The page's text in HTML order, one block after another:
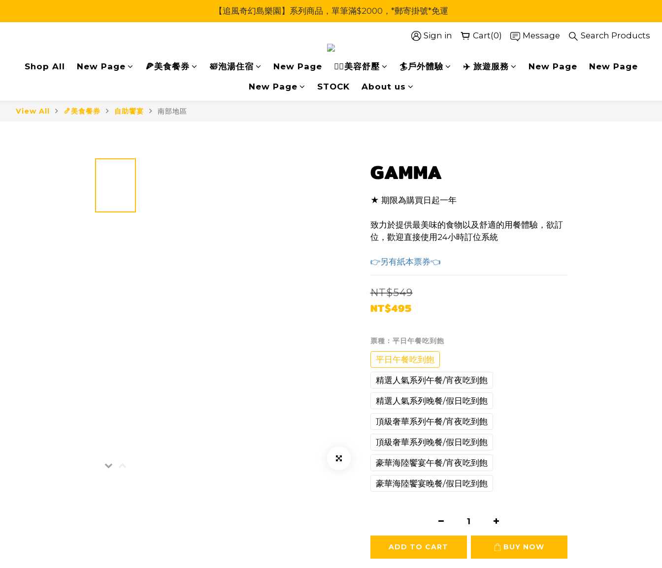
【追風奇幻島樂園】系列商品，單筆滿$2000，*郵寄掛號*免運
Sign in Cart(0) Message Search Products
Shop All New Page 🍕美食餐券 🛀泡湯住宿 New Page 🧖‍♀美容舒壓 🏄戶外體驗 ✈️ 旅遊服務 New Page New Page
New Page STOCK About us
View All 🍤美食餐券 自助饗宴 南部地區
GAMMA
★ 期限為購買日起一年
致力於提供最美味的食物以及舒適的用餐體驗，欲訂
位，歡迎直接使用24小時訂位系統
👉另有紙本票券👈
NT$549
NT$495
票種 : 平日午餐吃到飽
平日午餐吃到飽
精選人氣系列午餐/宵夜吃到飽
精選人氣系列晚餐/假日吃到飽
頂級奢華系列午餐/宵夜吃到飽
頂級奢華系列晚餐/假日吃到飽
豪華海陸饗宴午餐/宵夜吃到飽
豪華海陸饗宴晚餐/假日吃到飽
ADD TO CART BUY NOW